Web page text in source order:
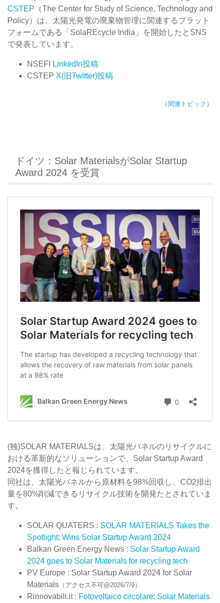
CSTEP （The Center for Study of Science, Technology and
Policy）は、太陽光発電の廃棄物管理に関連するプラット
フォームである「SolaREcycle India」を開始したとSNS
で発表しています。
NSEFI
LinkedIn投稿
CSTEP X(旧Twitter)投稿
（関連トピック ）
ドイツ：Solar MaterialsがSolar Startup
Award 2024 を受賞
(独)SOLAR MATERIALSは、太陽光パネルのリサイクルに
おける革新的なソリューションで、Solar Startup Award
2024を獲得したと報じられています。
同社は、太陽光パネルから原材料を98%回収し、CO2排出
量を80%削減できるリサイクル技術を開発たとされていま
す。
SOLAR QUATERS : SOLAR MATERIALS Takes the
Spotlight: Wins Solar Startup Award 2024
Balkan Green Energy News : Solar Startup Award
2024 goes to Solar Materials for recycling tech
PV Europe : Solar Startup Award 2024 for Solar
Materials （アクセス不可@2026/7/9）
Rinnovabili.it : Fotovoltaico circolare: Solar Materials